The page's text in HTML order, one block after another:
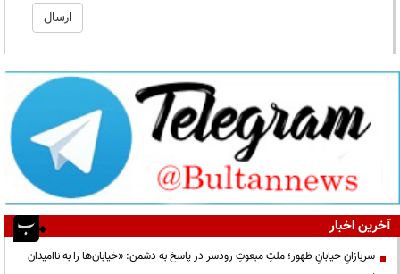
آخرین اخبار
سربازانِ خیابانِ ظهور؛ ملتِ مبعوثِ رودسر در پاسخ به دشمن: «خیابان‌ها را به ناامیدان